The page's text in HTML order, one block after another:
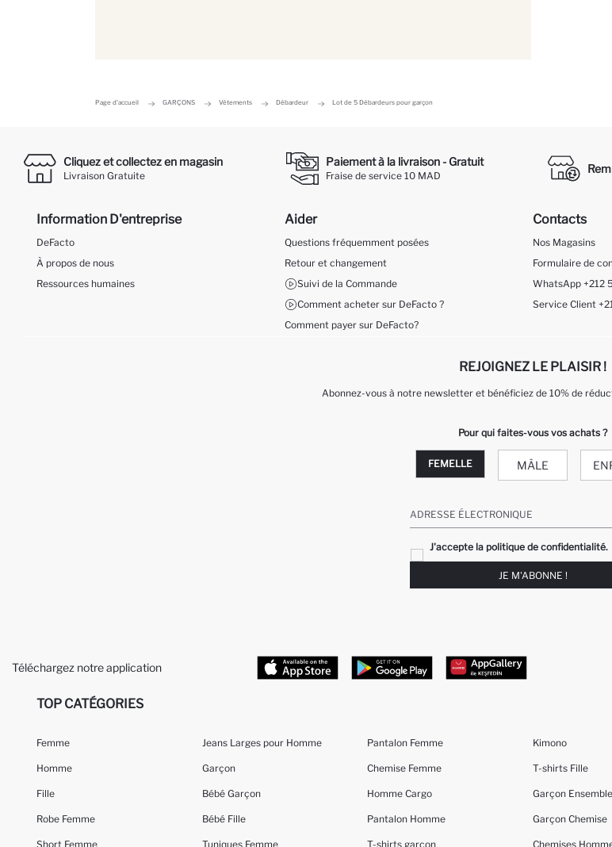
Page d'accueil GARÇONS Vêtements Débardeur Lot de 5 Débardeurs pour garçon
Cliquez et collectez en magasin
Livraison Gratuite
Paiement à la livraison - Gratuit
Fraise de service 10 MAD
Information D'entreprise
DeFacto
À propos de nous
Ressources humaines
Aider
Questions fréquemment posées
Retour et changement
Suivi de la Commande
Comment acheter sur DeFacto ?
Comment payer sur DeFacto?
Contacts
Nos Magasins
Formulaire de
WhatsApp +212
Service Client
REJOIGNEZ LE PLAISIR !
Abonnez-vous à notre newsletter et bénéficiez de 10% de
Pour qui faites-vous vos achats ?
FEMELLE MÂLE
ADRESSE ÉLECTRONIQUE
J'accepte la politique de confidentialité.
JE M'ABONNE !
Téléchargez notre application
TOP CATÉGORIES
Femme
Homme
Fille
Robe Femme
Short Femme
Jeans Larges pour Homme
Garçon
Bébé Garçon
Bébé Fille
Tuniques Femme
Pantalon Femme
Chemise Femme
Homme Cargo
Pantalon Homme
T-shirts garçon
Kimono
T-shirts Fille
Garçon Ensemble
Garçon Chemise
Chemises